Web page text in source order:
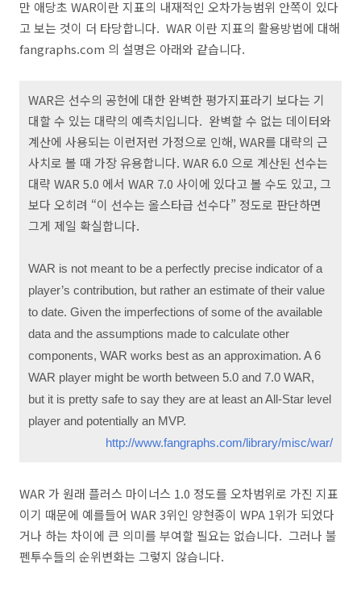
만 애당초 WAR이란 지표의 내재적인 오차가능범위 안쪽이 있다
고 보는 것이 더 타당합니다. WAR 이란 지표의 활용방법에 대해
fangraphs.com 의 설명은 아래와 같습니다.
WAR은 선수의 공헌에 대한 완벽한 평가지표라기 보다는 기
대할 수 있는 대략의 예측치입니다. 완벽할 수 없는 데이터와
계산에 사용되는 이런저런 가정으로 인해, WAR를 대략의 근
사치로 볼 때 가장 유용합니다. WAR 6.0 으로 계산된 선수는
대략 WAR 5.0 에서 WAR 7.0 사이에 있다고 볼 수도 있고, 그
보다 오히려 “이 선수는 올스타급 선수다” 정도로 판단하면
그게 제일 확실합니다.
WAR is not meant to be a perfectly precise indicator of a
player’s contribution, but rather an estimate of their value
to date. Given the imperfections of some of the available
data and the assumptions made to calculate other
components, WAR works best as an approximation. A 6
WAR player might be worth between 5.0 and 7.0 WAR,
but it is pretty safe to say they are at least an All-Star level
player and potentially an MVP.
http://www.fangraphs.com/library/misc/war/
WAR 가 원래 플러스 마이너스 1.0 정도를 오차범위로 가진 지표
이기 때문에 예를들어 WAR 3위인 양현종이 WPA 1위가 되었다
거나 하는 차이에 큰 의미를 부여할 필요는 없습니다. 그러나 불
펜투수들의 순위변화는 그렇지 않습니다.